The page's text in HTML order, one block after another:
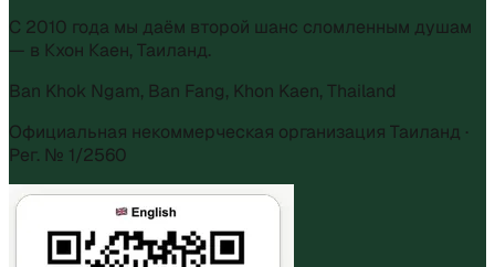
С 2010 года мы даём второй шанс сломленным душам
— в Кхон Каен, Таиланд.
Ban Khok Ngam, Ban Fang, Khon Kaen, Thailand
Официальная некоммерческая организация Таиланд ·
Рег. № 1/2560